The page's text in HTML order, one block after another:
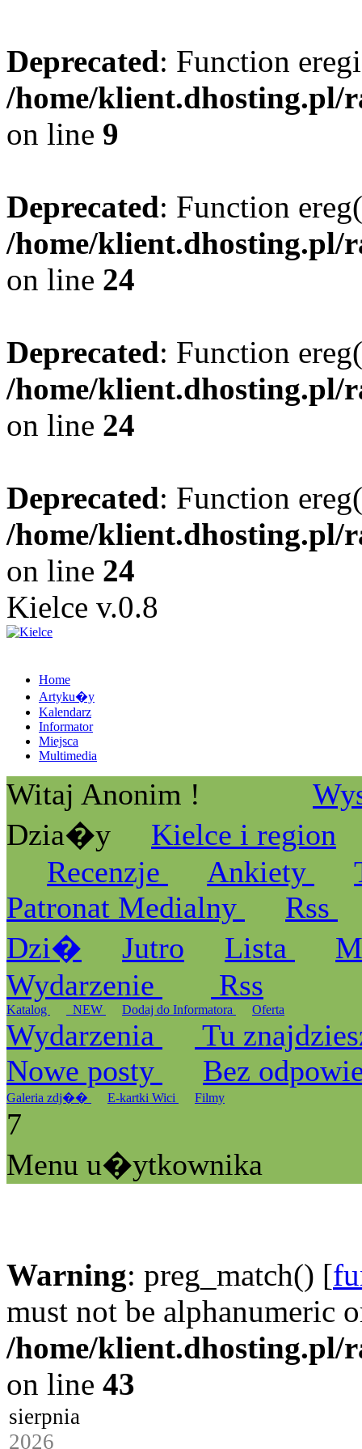
Deprecated: Function
/home/klient.dhosting.pl/
on line 9
Deprecated: Function
/home/klient.dhosting.pl/
on line 24
Deprecated: Function
/home/klient.dhosting.pl/
on line 24
Deprecated: Function
/home/klient.dhosting.pl/
on line 24
Kielce v.0.8
Home
Artyku�y
Kalendarz
Informator
Miejsca
Multimedia
Witaj Anonim !
Dzia�y
Kielce i region
Recenzje
Ankiety
Patronat Medialny
Rss
Dzi�
Jutro Lista
Wydarzenie
Rss
Katalog _NEW Dodaj do Informatora Oferta
Wydarzenia
Tu
Nowe posty
Bez
Galeria zdj�� E-kartki Wici Filmy
7
Menu u�ytkownika
Warning: preg_match() [
must not be alphanumeric
/home/klient.dhosting.pl/
on line 43
sierpnia
2026